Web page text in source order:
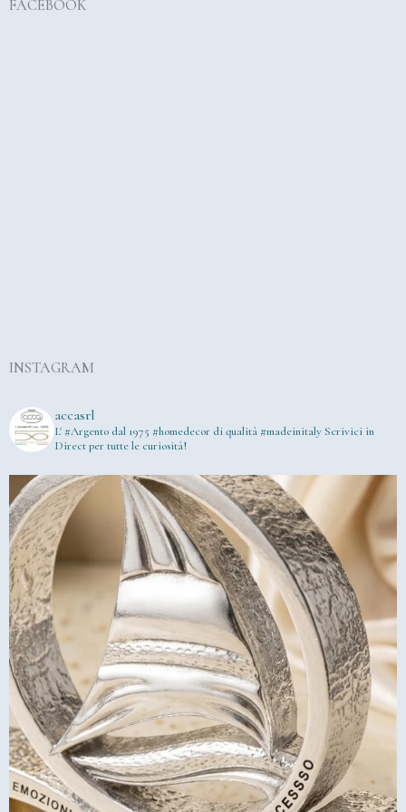
FACEBOOK
INSTAGRAM
accasrl
L' #Argento dal 1975 #homedecor di qualità #madeinitaly Scrivici in
Direct per tutte le curiosità!